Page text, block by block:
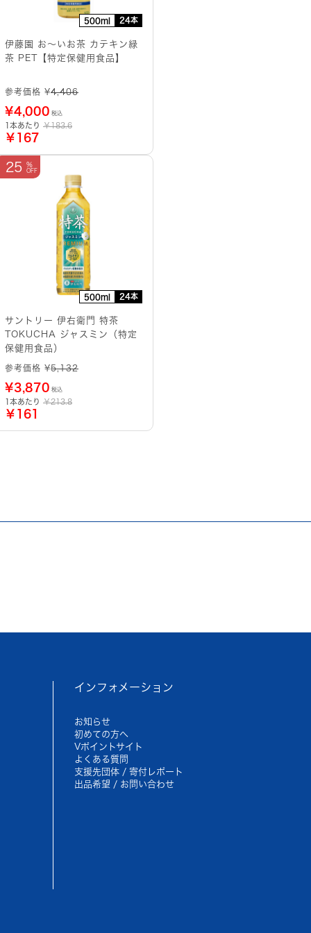
500ml 24本
伊藤園 お～いお茶 カテキン緑
茶 PET【特定保健用食品】
参考価格 ¥4,406
¥4,000 税込
1本あたり ￥183.6
￥167
500ml 24本
25
サントリー 伊右衛門 特茶
TOKUCHA ジャスミン（特定
保健用食品）
参考価格 ¥5,132
¥3,870 税込
1本あたり ￥213.8
￥161
インフォメーション
お知らせ
初めての方へ
Vポイントサイト
よくある質問
支援先団体 / 寄付レポート
出品希望 / お問い合わせ